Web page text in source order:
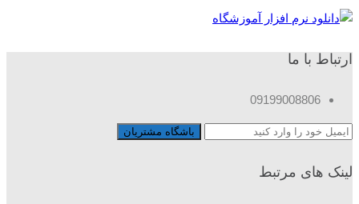
ارتباط با ما
09199008806
لینک های مرتبط